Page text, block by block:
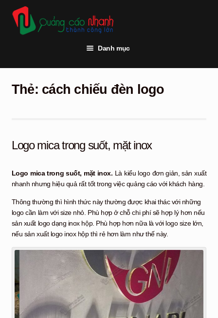
đến
Điều
Chuyển
đến
nội
Danh mục
Thi công quảng cáo
Khách hàng
Tư vấn kỹ thuật
Thẻ: cách chiếu đèn logo
Logo mica trong suốt, mặt inox
Logo mica trong suốt, mặt inox. Là kiểu logo đơn giản, sản xuất
nhanh nhưng hiệu quả rất tốt trong việc quảng cáo với khách hàng.
Thông thường thì hình thức này thường được khai thác với những
logo cần làm với size nhỏ. Phù hợp ở chỗ chi phí sẽ hợp lý hơn nếu
sản xuất logo dạng inox hộp. Phù hợp hơn nữa là với logo size lớn,
nếu sản xuất logo inox hộp thì rẻ hơn làm như thế này.